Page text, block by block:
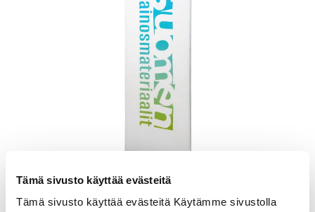
Tämä sivusto käyttää evästeitä
Tämä sivusto käyttää evästeitä Käytämme sivustolla